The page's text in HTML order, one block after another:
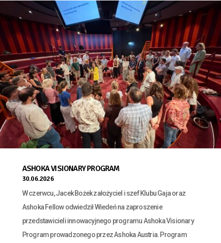
ASHOKA VISIONARY PROGRAM
30.06.2026
W czerwcu, Jacek Bożek założyciel i szef Klubu Gaja oraz
Ashoka Fellow odwiedził Wiedeń na zaproszenie
przedstawicieli innowacyjnego programu Ashoka Visionary
Program prowadzonego przez Ashoka Austria. Program